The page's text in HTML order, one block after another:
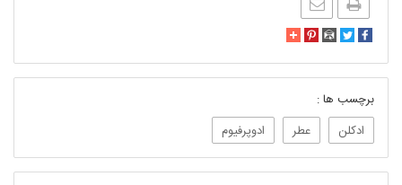
برچسب ها :
ادکلن
عطر ادوپرفیوم